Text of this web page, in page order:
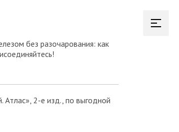
без разочарования: как
Атлас», 2-е изд., по выгодной